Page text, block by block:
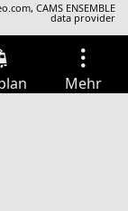
,CAMS ENSEMBLE
data provider
Mehr